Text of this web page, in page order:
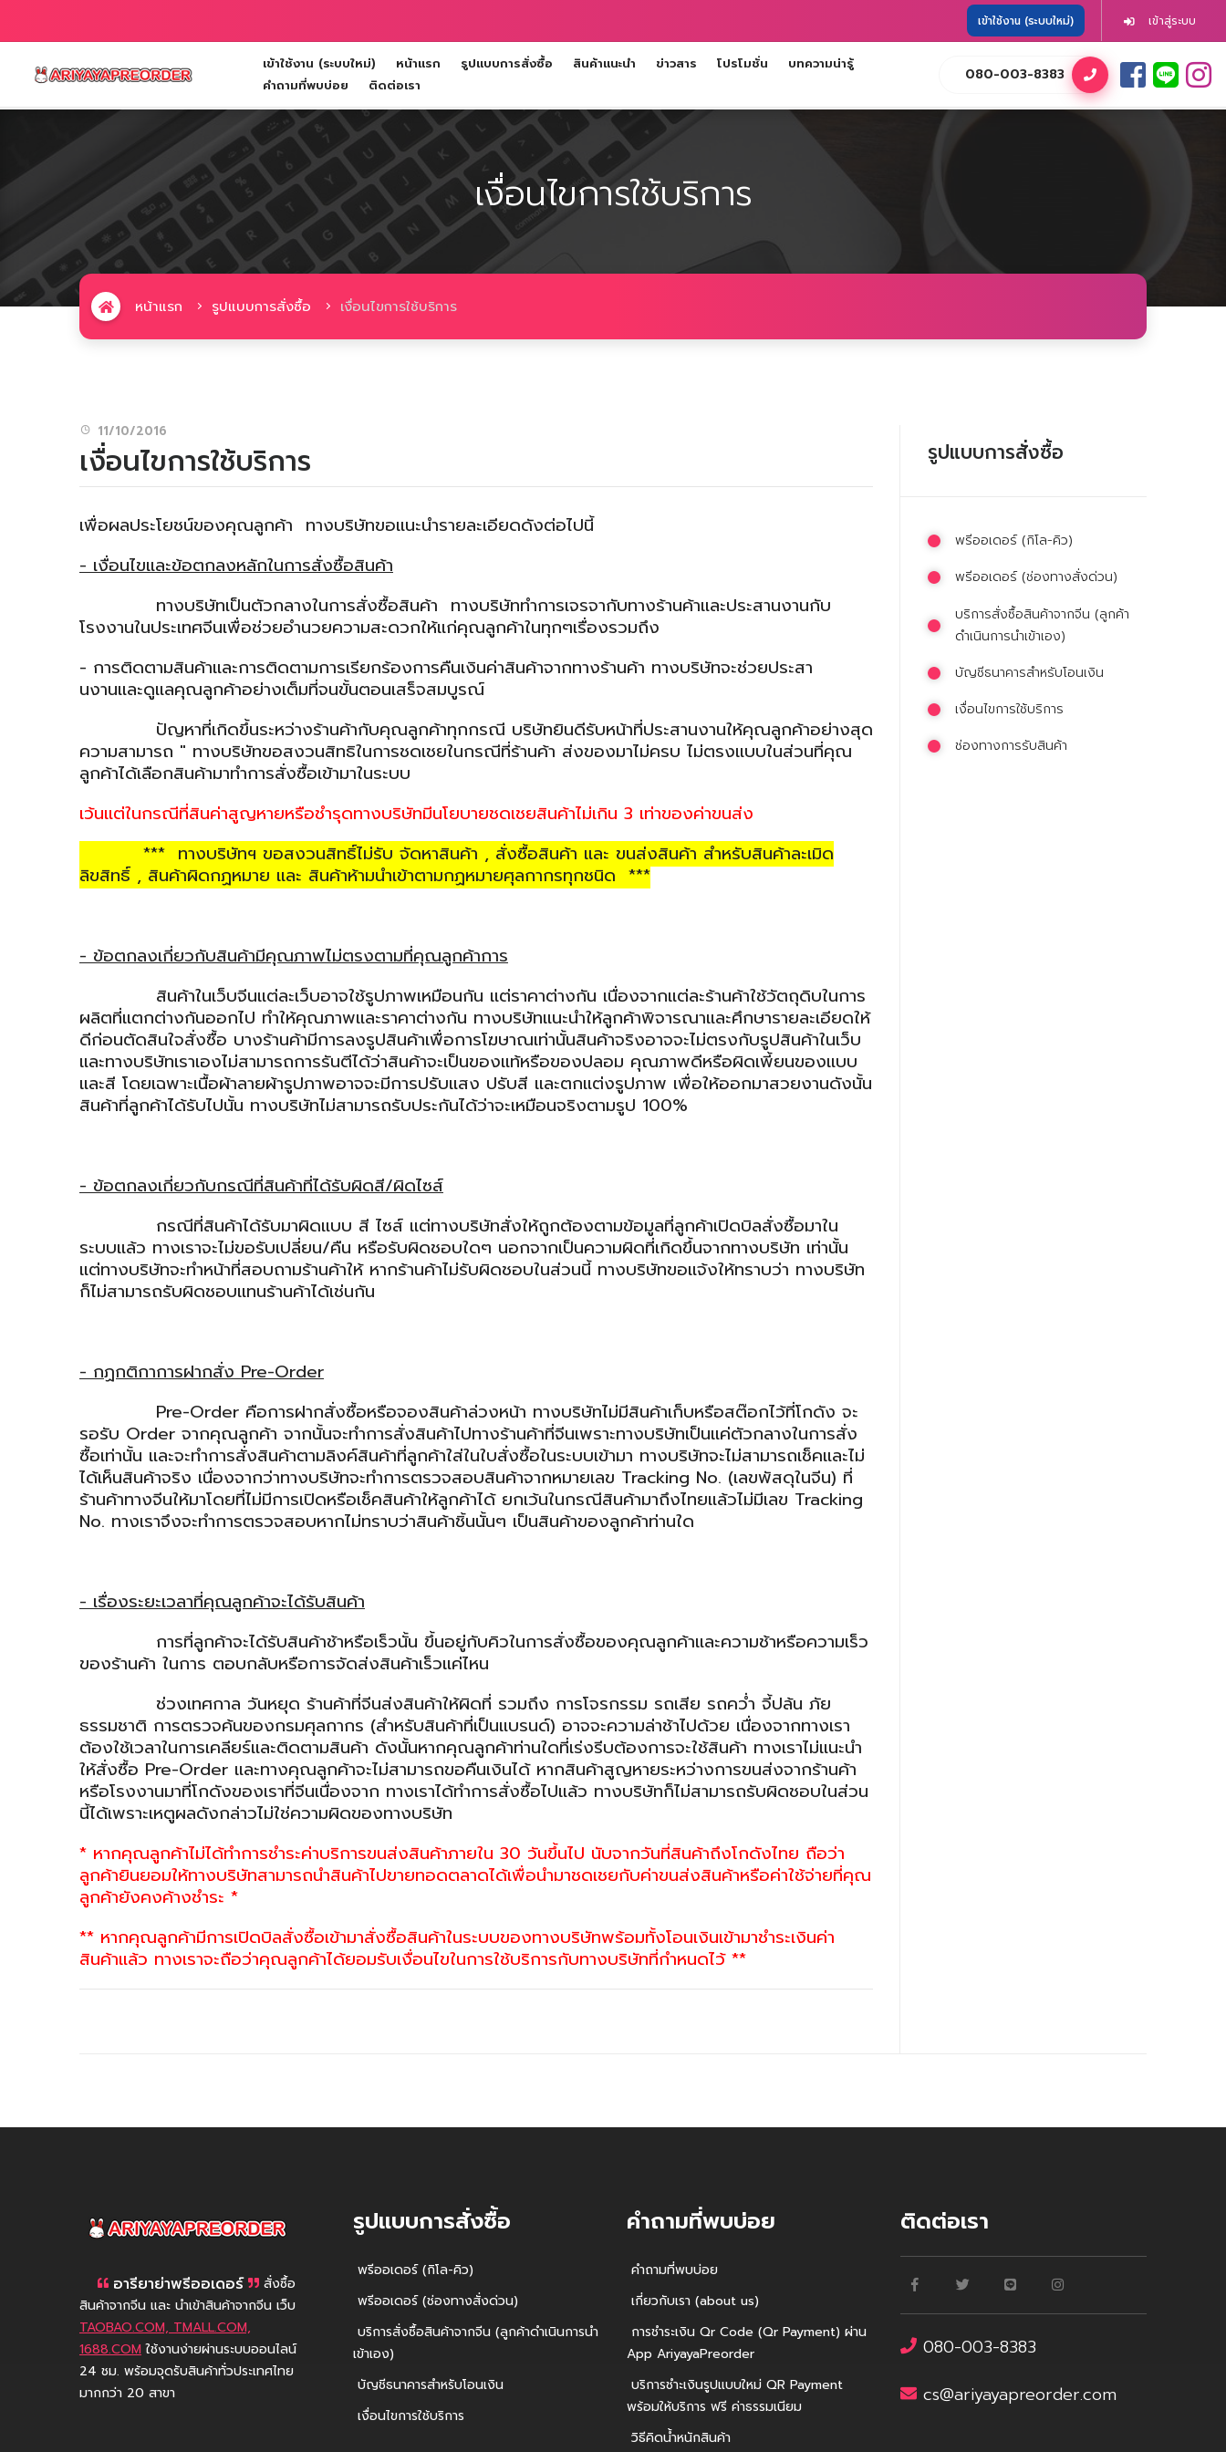
เข้าใช้งาน (ระบบใหม่) เข้าสู่ระบบ
Toggle navigation
เข้าใช้งาน (ระบบใหม่) หน้าแรก รูปแบบการสั่งซื้อ สินค้าแนะนำ ข่าวสาร โปรโมชั่น
บทความน่ารู้
คำถามที่พบบ่อย
ติดต่อเรา
080-003-8383
เงื่อนไขการใช้บริการ
หน้าแรก รูปแบบการสั่งซื้อ เงื่อนไขการใช้บริการ
11/10/2016
เงื่อนไขการใช้บริการ
เพื่อผลประโยชน์ของคุณลูกค้า ทางบริษัทขอแนะนำรายละเอียดดังต่อไปนี้
-เงื่อนไขและข้อตกลงหลักในการสั่งซื้อสินค้า
ทางบริษัทเป็นตัวกลางในการสั่งซื้อสินค้า ทางบริษัททำการเจรจากับทางร้านค้าและประสานงานกับ
โรงงานในประเทศจีนเพื่อช่วยอำนวยความสะดวกให้แก่คุณลูกค้าในทุกๆเรื่องรวมถึง
- การติดตามสินค้าและการติดตามการเรียกร้องการคืนเงินค่าสินค้าจากทางร้านค้า ทางบริษัทจะช่วยประสา
นงานเเละดูเเลคุณลูกค้าอย่างเต็มที่จนขั้นตอนเสร็จสมบูรณ์
ปัญหาที่เกิดขึ้นระหว่างร้านค้ากับคุณลูกค้าทุกกรณี บริษัทยินดีรับหน้าที่ประสานงานให้คุณลูกค้าอย่างสุด
ความสามารถ " ทางบริษัทขอสงวนสิทธิในการชดเชยในกรณีที่ร้านค้า ส่งของมาไม่ครบ ไม่ตรงแบบในส่วนที่คุณ
ลูกค้าได้เลือกสินค้ามาทำการสั่งซื้อเข้ามาในระบบ
เว้นแต่ในกรณีที่สินค่าสูญหายหรือชำรุดทางบริษัทมีนโยบายชดเชยสินค้าไม่เกิน 3 เท่าของค่าขนส่ง
*** ทางบริษัทฯ ขอสงวนสิทธิ์ไม่รับ จัดหาสินค้า , สั่งซื้อสินค้า และ ขนส่งสินค้า สำหรับสินค้าละเมิด
ลิขสิทธิ์ , สินค้าผิดกฏหมาย และ สินค้าห้ามนำเข้าตามกฏหมายศุลกากรทุกชนิด ***
- ข้อตกลงเกี่ยวกับสินค้ามีคุณภาพไม่ตรงตามที่คุณลูกค้าการ
สินค้าในเว็บจีนแต่ละเว็บอาจใช้รูปภาพเหมือนกัน แต่ราคาต่างกัน เนื่องจากแต่ละร้านค้าใช้วัตถุดิบในการ
ผลิตที่แตกต่างกันออกไป ทำให้คุณภาพและราคาต่างกัน ทางบริษัทแนะนำให้ลูกค้าพิจารณาและศึกษารายละเอียดให้
ดีก่อนตัดสินใจสั่งซื้อ บางร้านค้ามีการลงรูปสินค้าเพื่อการโฆษาณเท่านั้นสินค้าจริงอาจจะไม่ตรงกับรูปสินค้าในเว็บ
และทางบริษัทเราเองไม่สามารถการรันตีได้ว่าสินค้าจะเป็นของแท้หรือของปลอม คุณภาพดีหรือผิดเพี้ยนของแบบ
และสี โดยเฉพาะเนื้อผ้าลายผ้ารูปภาพอาจจะมีการปรับแสง ปรับสี และตกแต่งรูปภาพ เพื่อให้ออกมาสวยงานดังนั้น
สินค้าที่ลูกค้าได้รับไปนั้น ทางบริษัทไม่สามารถรับประกันได้ว่าจะเหมือนจริงตามรูป 100%
- ข้อตกลงเกี่ยวกับกรณีที่สินค้าที่ได้รับผิดสี/ผิดไซส์
กรณีที่สินค้าได้รับมาผิดแบบ สี ไซส์ แต่ทางบริษัทสั่งให้ถูกต้องตามข้อมูลที่ลูกค้าเปิดบิลสั่งซื้อมาใน
ระบบแล้ว ทางเราจะไม่ขอรับเปลี่ยน/คืน หรือรับผิดชอบใดๆ นอกจากเป็นความผิดที่เกิดขึ้นจากทางบริษัท เท่านั้น
แต่ทางบริษัทจะทำหน้าที่สอบถามร้านค้าให้ หากร้านค้าไม่รับผิดชอบในส่วนนี้ ทางบริษัทขอแจ้งให้ทราบว่า ทางบริษัท
ก็ไม่สามารถรับผิดชอบแทนร้านค้าได้เช่นกัน
- กฏกติกาการฝากสั่งPre-Order
Pre-Order คือการฝากสั่งซื้อหรือจองสินค้าล่วงหน้า ทางบริษัทไม่มีสินค้าเก็บหรือสต๊อกไว้ที่โกดัง จะ
รอรับ Order จากคุณลูกค้า จากนั้นจะทำการสั่งสินค้าไปทางร้านค้าที่จีนเพราะทางบริษัทเป็นแค่ตัวกลางในการสั่ง
ซื้อเท่านั้น และจะทำการสั่งสินค้าตามลิงค์สินค้าที่ลูกค้าใส่ในใบสั่งซื้อในระบบเข้ามา ทางบริษัทจะไม่สามารถเช็คและไม่
ได้เห็นสินค้าจริง เนื่องจากว่าทางบริษัทจะทำการตรวจสอบสินค้าจากหมายเลข Tracking No. (เลขพัสดุในจีน) ที่
ร้านค้าทางจีนให้มาโดยที่ไม่มีการเปิดหรือเช็คสินค้าให้ลูกค้าได้ ยกเว้นในกรณีสินค้ามาถึงไทยแล้วไม่มีเลข Tracking
No. ทางเราจึงจะทำการตรวจสอบหากไม่ทราบว่าสินค้าชิ้นนั้นๆ เป็นสินค้าของลูกค้าท่านใด
- เรื่องระยะเวลาที่คุณลูกค้าจะได้รับสินค้า
การที่ลูกค้าจะได้รับสินค้าช้าหรือเร็วนั้น ขึ้นอยู่กับคิวในการสั่งซื้อของคุณลูกค้าและความช้าหรือความเร็ว
ของร้านค้า ในการ ตอบกลับหรือการจัดส่งสินค้าเร็วแค่ไหน
ช่วงเทศกาล วันหยุด ร้านค้าที่จีนส่งสินค้าให้ผิดที่ รวมถึง การโจรกรรม รถเสีย รถคว่ำ จี้ปล้น ภัย
ธรรมชาติ การตรวจค้นของกรมศุลกากร (สำหรับสินค้าที่เป็นแบรนด์) อาจจะความล่าช้าไปด้วย เนื่องจากทางเรา
ต้องใช้เวลาในการเคลียร์และติดตามสินค้า ดังนั้นหากคุณลูกค้าท่านใดที่เร่งรีบต้องการจะใช้สินค้า ทางเราไม่แนะนำ
ให้สั่งซื้อ Pre-Order และทางคุณลูกค้าจะไม่สามารถขอคืนเงินได้ หากสินค้าสูญหายระหว่างการขนส่งจากร้านค้า
หรือโรงงานมาที่โกดังของเราที่จีนเนื่องจาก ทางเราได้ทำการสั่งซื้อไปแล้ว ทางบริษัทก็ไม่สามารถรับผิดชอบในส่วน
นี้ได้เพราะเหตูผลดังกล่าวไม่ใช่ความผิดของทางบริษัท
* หากคุณลูกค้าไม่ได้ทำการชำระค่าบริการขนส่งสินค้าภายใน 30 วันขึ้นไป นับจากวันที่สินค้าถึงโกดังไทย ถือว่า
ลูกค้ายินยอมให้ทางบริษัทสามารถนำสินค้าไปขายทอดตลาดได้เพื่อนำมาชดเชยกับค่าขนส่งสินค้าหรือค่าใช้จ่ายที่คุณ
ลูกค้ายังคงค้างชำระ *
** หากคุณลูกค้ามีการเปิดบิลสั่งซื้อเข้ามาสั่งซื้อสินค้าในระบบของทางบริษัทพร้อมทั้งโอนเงินเข้ามาชำระเงินค่า
สินค้าแล้ว ทางเราจะถือว่าคุณลูกค้าได้ยอมรับเงื่อนไขในการใช้บริการกับทางบริษัทที่กำหนดไว้ **
รูปแบบการสั่งซื้อ
พรีออเดอร์ (กิโล-คิว)
พรีออเดอร์ (ช่องทางสั่งด่วน)
บริการสั่งซื้อสินค้าจากจีน (ลูกค้า
ดำเนินการนำเข้าเอง)
บัญชีธนาคารสำหรับโอนเงิน
เงื่อนไขการใช้บริการ
ช่องทางการรับสินค้า
AriyayaPreorder
อารียาย่าพรีออเดอร์
สั่งซื้อ
สินค้าจากจีน และ นำเข้าสินค้าจากจีน เว็บ
TAOBAO.COM, TMALL.COM,
1688.COMใช้งานง่ายผ่านระบบออนไลน์
24 ชม. พร้อมจุดรับสินค้าทั่วประเทศไทย
มากกว่า 20 สาขา
รูปแบบการสั่งซื้อ
พรีออเดอร์ (กิโล-คิว)
พรีออเดอร์ (ช่องทางสั่งด่วน)
บริการสั่งซื้อสินค้าจากจีน (ลูกค้าดำเนินการนำ
เข้าเอง)
บัญชีธนาคารสำหรับโอนเงิน
เงื่อนไขการใช้บริการ
คำถามที่พบบ่อย
คำถามที่พบบ่อย
เกี่ยวกับเรา (about us)
การชำระเงิน Qr Code (Qr Payment) ผ่าน
App AriyayaPreorder
บริการชำะเงินรูปแบบใหม่ QR Payment
พร้อมให้บริการ ฟรี ค่าธรรมเนียม
วิธีคิดน้ำหนักสินค้า
ติดต่อเรา
080-003-8383
cs@ariyayapreorder.com